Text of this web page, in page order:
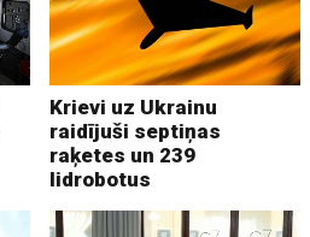
Krievi uz Ukrainu
raidījuši septiņas
raķetes un 239
lidrobotus